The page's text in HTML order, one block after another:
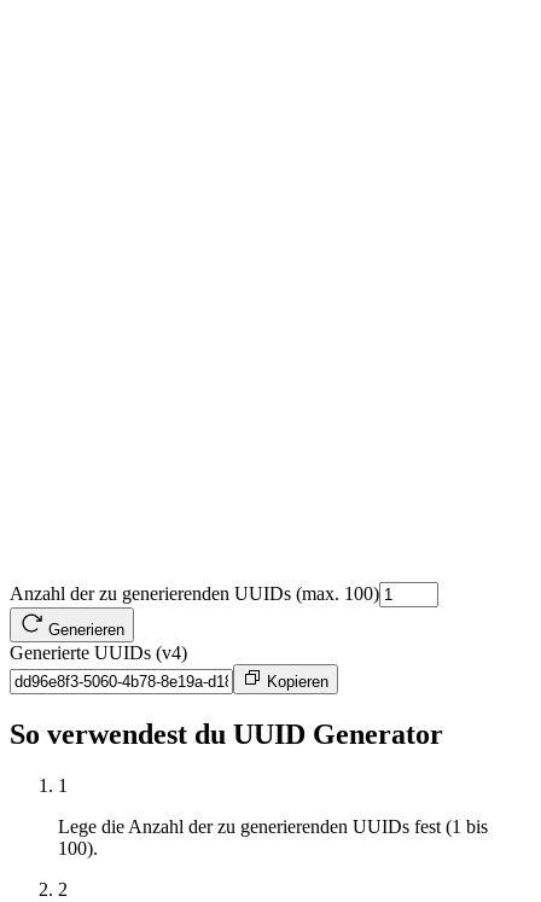
Anzahl der zu generierenden UUIDs (max. 100)
Generieren
Generierte UUIDs (v4)
Kopieren
So verwendest du UUID Generator
1
Lege die Anzahl der zu generierenden UUIDs fest (1 bis
100).
2